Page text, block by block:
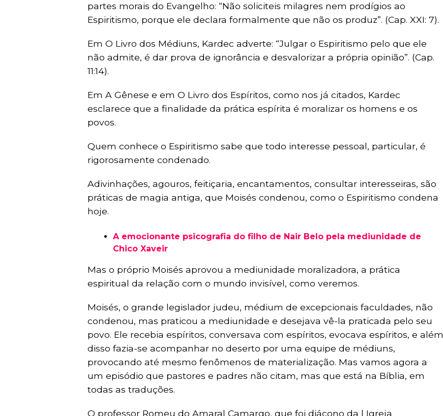
partes morais do Evangelho: “Não soliciteis milagres nem prodígios ao
Espiritismo, porque ele declara formalmente que não os produz”. (Cap. XXI: 7).
Em O Livro dos Médiuns, Kardec adverte: “Julgar o Espiritismo pelo que ele
não admite, é dar prova de ignorância e desvalorizar a própria opinião”. (Cap.
11:14).
Em A Gênese e em O Livro dos Espíritos, como nos já citados, Kardec
esclarece que a finalidade da prática espírita é moralizar os homens e os
povos.
Quem conhece o Espiritismo sabe que todo interesse pessoal, particular, é
rigorosamente condenado.
Adivinhações, agouros, feitiçaria, encantamentos, consultar interesseiras, são
práticas de magia antiga, que Moisés condenou, como o Espiritismo condena
hoje.
A emocionante psicografia do filho de Nair Belo pela mediunidade de
Chico Xaveir
Mas o próprio Moisés aprovou a mediunidade moralizadora, a prática
espiritual da relação com o mundo invisível, como veremos.
Moisés, o grande legislador judeu, médium de excepcionais faculdades, não
condenou, mas praticou a mediunidade e desejava vê-la praticada pelo seu
povo. Ele recebia espíritos, conversava com espíritos, evocava espíritos, e além
disso fazia-se acompanhar no deserto por uma equipe de médiuns,
provocando até mesmo fenômenos de materialização. Mas vamos agora a
um episódio que pastores e padres não citam, mas que está na Bíblia, em
todas as traduções.
O professor Romeu do Amaral Camargo, que foi diácono da l Igreja